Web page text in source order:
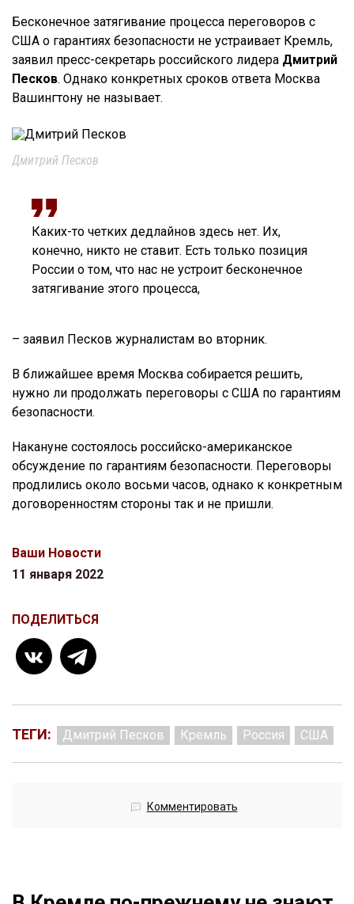
Бесконечное затягивание процесса переговоров с
США о гарантиях безопасности не устраивает Кремль,
заявил пресс-секретарь российского лидера Дмитрий
Песков. Однако конкретных сроков ответа Москва
Вашингтону не называет.
Дмитрий Песков
Каких-то четких дедлайнов здесь нет. Их,
конечно, никто не ставит. Есть только позиция
России о том, что нас не устроит бесконечное
затягивание этого процесса,
– заявил Песков журналистам во вторник.
В ближайшее время Москва собирается решить,
нужно ли продолжать переговоры с США по гарантиям
безопасности.
Накануне состоялось российско-американское
обсуждение по гарантиям безопасности. Переговоры
продлились около восьми часов, однако к конкретным
договоренностям стороны так и не пришли.
Ваши Новости
11 января 2022
ПОДЕЛИТЬСЯ
ТЕГИ: Дмитрий Песков Кремль Россия США
Комментировать